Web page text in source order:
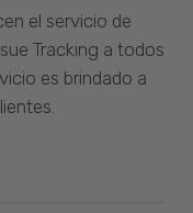
el servicio de
Tracking a todos
es brindado a